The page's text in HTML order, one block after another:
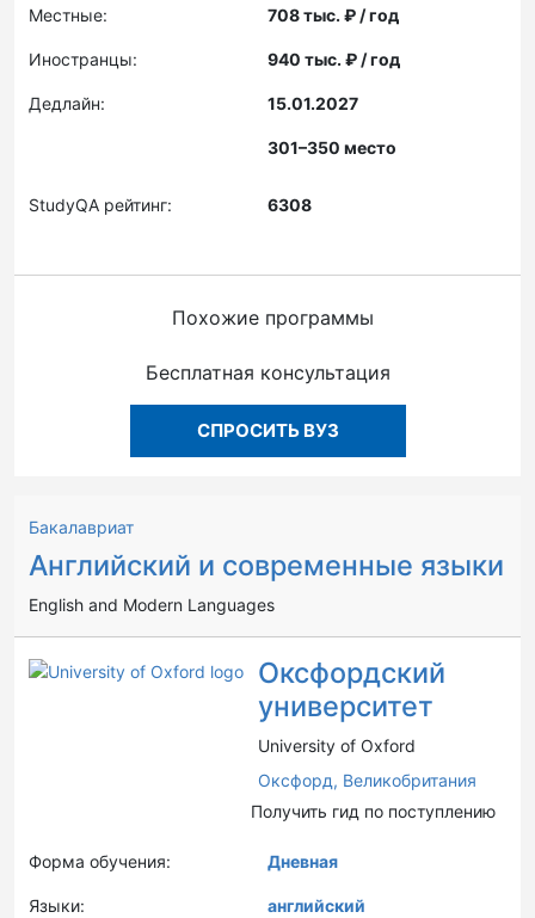
Местные: 708 тыс. ₽ / год
Иностранцы: 940 тыс. ₽ / год
Дедлайн: 15.01.2027
301–350 место
StudyQA рейтинг: 6308
Похожие программы
Бесплатная консультация
СПРОСИТЬ ВУЗ
Бакалавриат
Английский и современные языки
English and Modern Languages
Оксфордский
университет
University of Oxford
Оксфорд, Великобритания
Получить гид по поступлению
Форма обучения: Дневная
Языки: английский